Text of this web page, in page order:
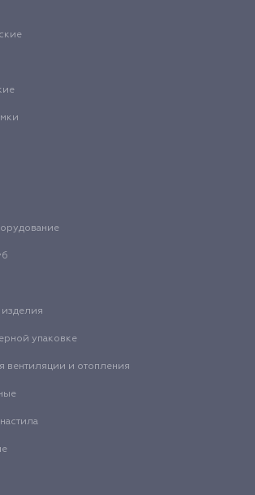
упаковке
вентиляции и отопления